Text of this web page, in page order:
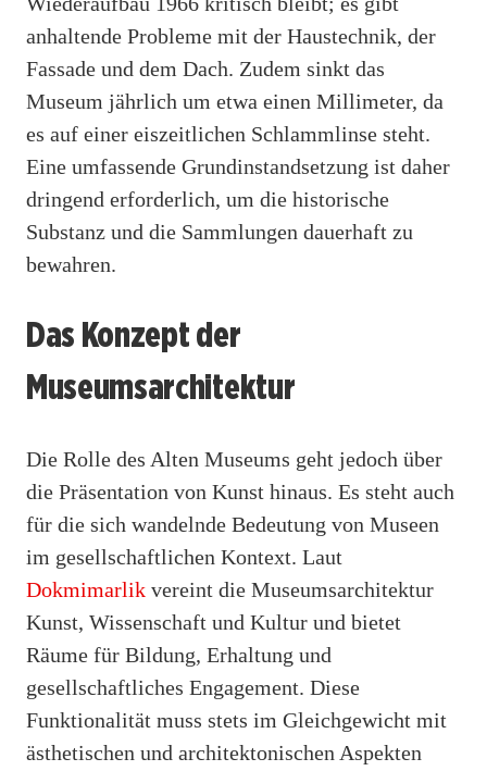
anhaltende Probleme mit der Haustechnik, der
Fassade und dem Dach. Zudem sinkt das
Museum jährlich um etwa einen Millimeter, da
es auf einer eiszeitlichen Schlammlinse steht.
Eine umfassende Grundinstandsetzung ist daher
dringend erforderlich, um die historische
Substanz und die Sammlungen dauerhaft zu
bewahren.
Das Konzept der
Museumsarchitektur
Die Rolle des Alten Museums geht jedoch über
die Präsentation von Kunst hinaus. Es steht auch
für die sich wandelnde Bedeutung von Museen
im gesellschaftlichen Kontext. Laut
Dokmimarlik vereint die Museumsarchitektur
Kunst, Wissenschaft und Kultur und bietet
Räume für Bildung, Erhaltung und
gesellschaftliches Engagement. Diese
Funktionalität muss stets im Gleichgewicht mit
ästhetischen und architektonischen Aspekten